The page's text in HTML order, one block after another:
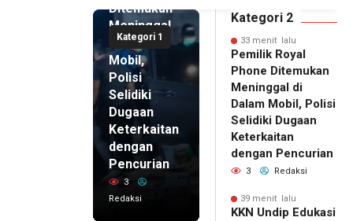
Kategori 1
Ditemukan
Meninggal
di Dalam
Mobil,
Polisi
Selidiki
Dugaan
Keterkaitan
dengan
Pencurian
3
Redaksi
Kategori 2
33 menit lalu
Pemilik Royal
Phone Ditemukan
Meninggal di
Dalam Mobil, Polisi
Selidiki Dugaan
Keterkaitan
dengan Pencurian
3 Redaksi
39 menit lalu
KKN Undip Edukasi